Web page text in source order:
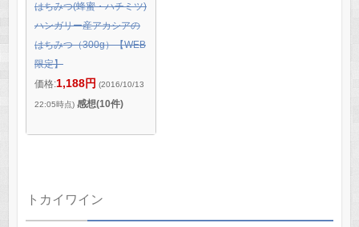
はちみつ(蜂蜜・ハチミツ)
ハンガリー産アカシアの
はちみつ（300g）【WEB
限定】
価格:1,188円 (2016/10/13
22:05時点) 感想(10件)
トカイワイン